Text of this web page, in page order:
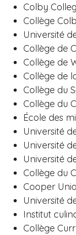
Colby
Collège
Université
Collège de
Collège de
Collège de
Collège du
Collège du
École des
Université
Université
Université
Collège du
Cooper
Université
Institut
Collège